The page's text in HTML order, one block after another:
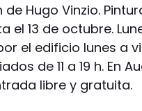
de Hugo Vinzio.
el 13 de octubre.
el edificio lunes a
de 11 a 19 h. En
libre y gratuita.